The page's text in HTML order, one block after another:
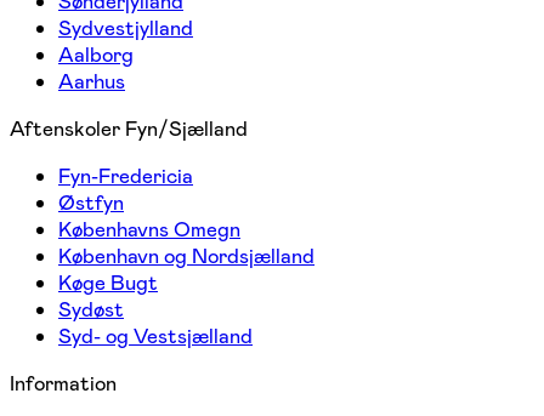
Sydvestjylland
Aalborg
Aarhus
Aftenskoler Fyn/Sjælland
Fyn-Fredericia
Østfyn
Københavns Omegn
København og Nordsjælland
Køge Bugt
Sydøst
Syd- og Vestsjælland
Information